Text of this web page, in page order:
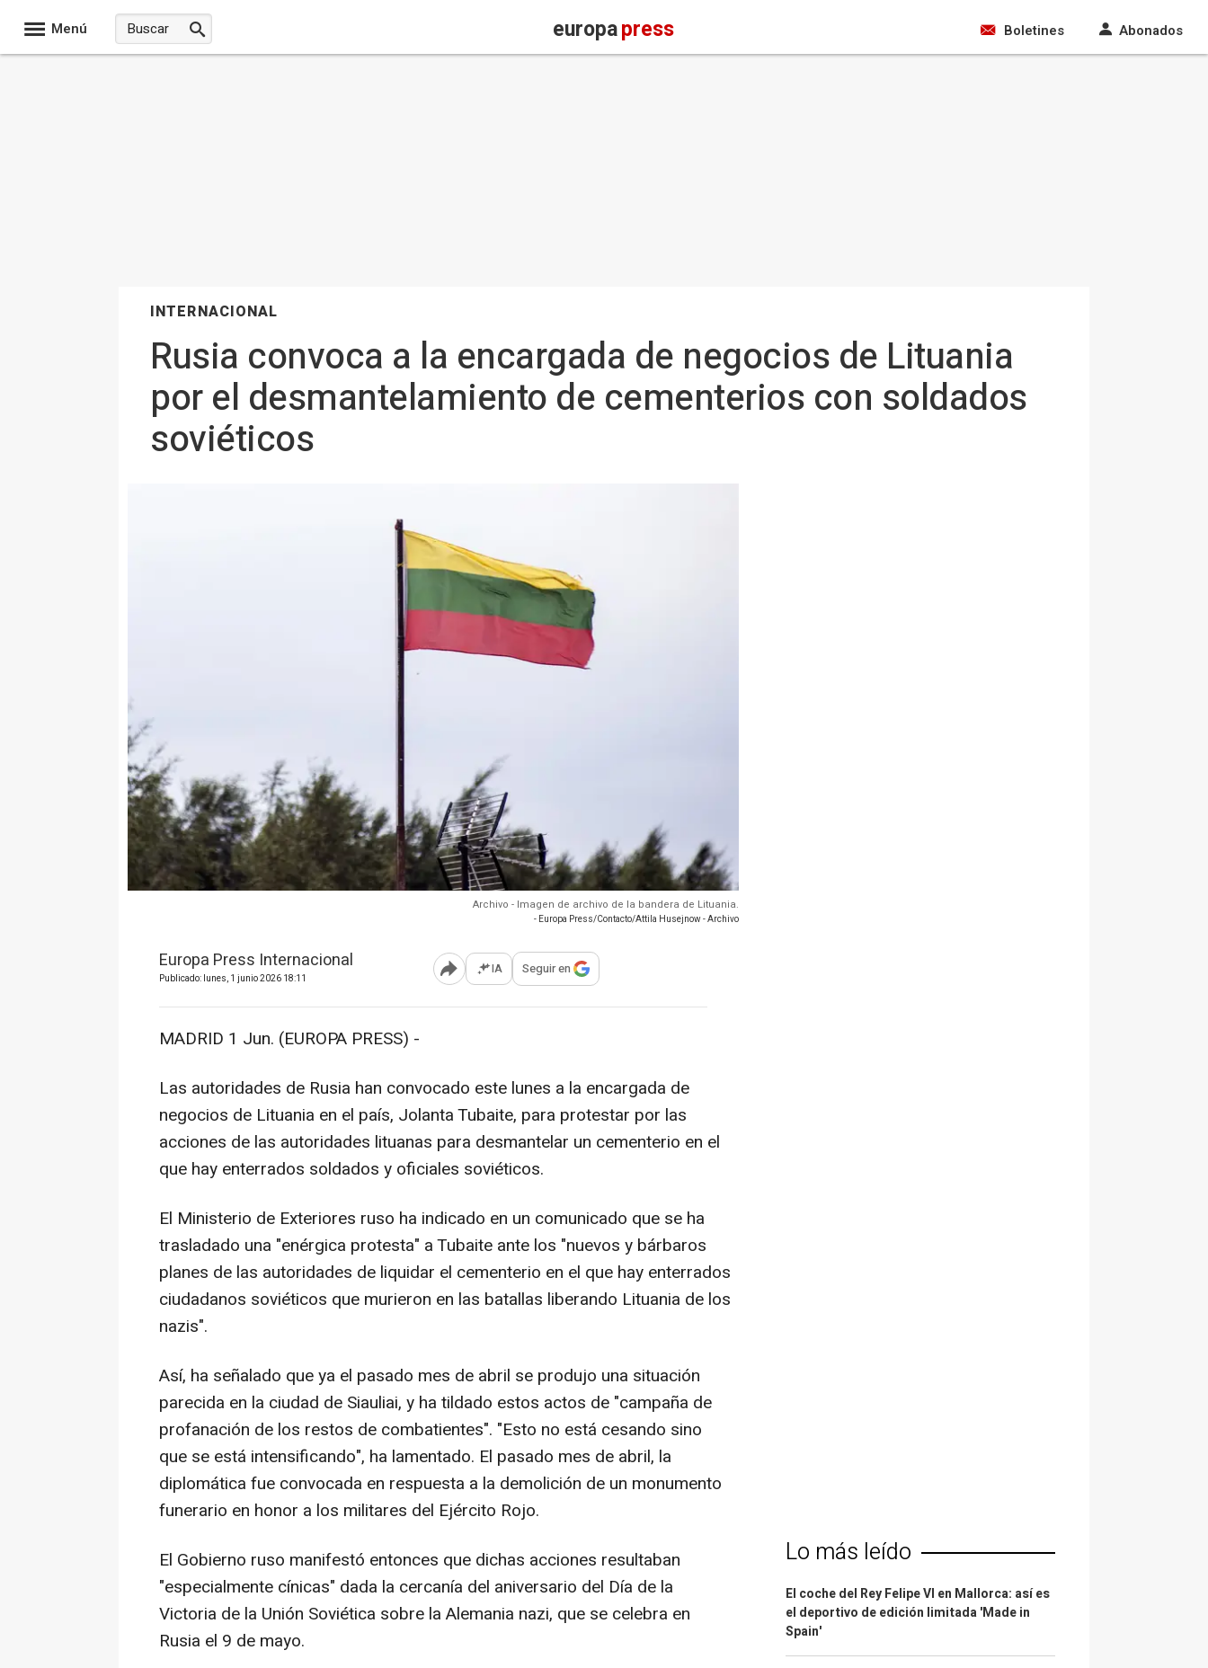
Menú europapress Boletines Abonados
INTERNACIONAL
Rusia convoca a la encargada de negocios de Lituania
por el desmantelamiento de cementerios con soldados
soviéticos
Archivo - Imagen de archivo de la bandera de Lituania.
- Europa Press/Contacto/Attila Husejnow - Archivo
Europa Press Internacional
Publicado: lunes, 1 junio 2026 18:11 Abrir opciones para compartir
IA Seguir en
MADRID 1 Jun. (EUROPA PRESS) -
Las autoridades de Rusia han convocado este lunes a la encargada de
negocios de Lituania en el país, Jolanta Tubaite, para protestar por las
acciones de las autoridades lituanas para desmantelar un cementerio en el
que hay enterrados soldados y oficiales soviéticos.
El Ministerio de Exteriores ruso ha indicado en un comunicado que se ha
trasladado una "enérgica protesta" a Tubaite ante los "nuevos y bárbaros
planes de las autoridades de liquidar el cementerio en el que hay enterrados
ciudadanos soviéticos que murieron en las batallas liberando Lituania de los
nazis".
Así, ha señalado que ya el pasado mes de abril se produjo una situación
parecida en la ciudad de Siauliai, y ha tildado estos actos de "campaña de
profanación de los restos de combatientes". "Esto no está cesando sino
que se está intensificando", ha lamentado. El pasado mes de abril, la
diplomática fue convocada en respuesta a la demolición de un monumento
funerario en honor a los militares del Ejército Rojo.
El Gobierno ruso manifestó entonces que dichas acciones resultaban
"especialmente cínicas" dada la cercanía del aniversario del Día de la
Victoria de la Unión Soviética sobre la Alemania nazi, que se celebra en
Rusia el 9 de mayo.
Lo más leído
El coche del Rey Felipe VI en Mallorca: así es
el deportivo de edición limitada 'Made in
Spain'